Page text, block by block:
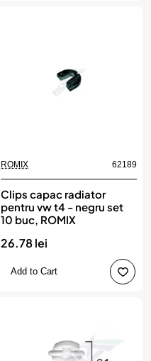
ROMIX 62189
Clips capac radiator
pentru vw t4 - negru set
10 buc, ROMIX
26.78 lei
Add to Cart